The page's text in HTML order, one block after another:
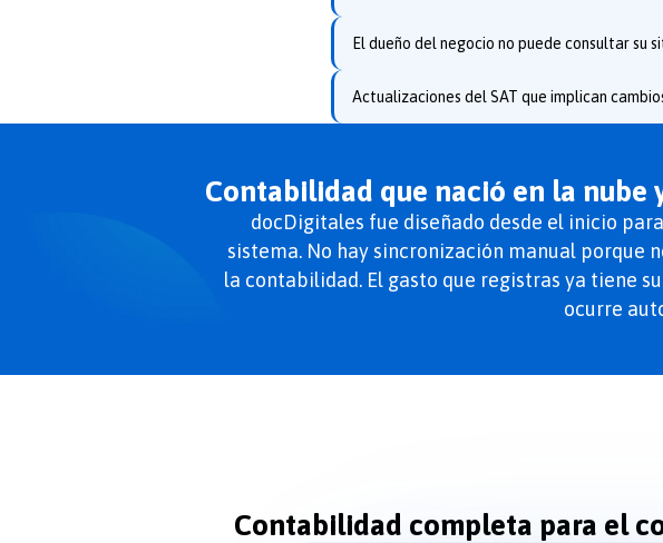
El dueño del negocio no puede consultar
Actualizaciones del SAT que implican
Contabilidad que nació en la nube
docDigitales fue diseñado desde el inicio
sistema. No hay sincronización manual porque
la contabilidad. El gasto que registras ya tiene
ocurre
Contabilidad completa para el